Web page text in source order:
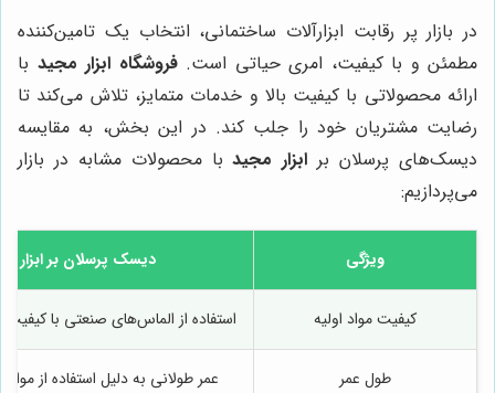
در بازار پر رقابت ابزارآلات ساختمانی، انتخاب یک تامین‌کننده
مطمئن و با کیفیت، امری حیاتی است.فروشگاه ابزار مجید با
ارائه محصولاتی با کیفیت بالا و خدمات متمایز، تلاش می‌کند تا
رضایت مشتریان خود را جلب کند. در این بخش، به مقایسه
دیسک‌های پرسلان بر ابزار مجیدبا محصولات مشابه در بازار
می‌پردازیم:
ویژگی دیسک پرسلان بر ابزار
کیفیت مواد اولیه استفاده از الماس‌های صنعتی با کیفیت
طول عمر عمر طولانی به دلیل استفاده از مواد